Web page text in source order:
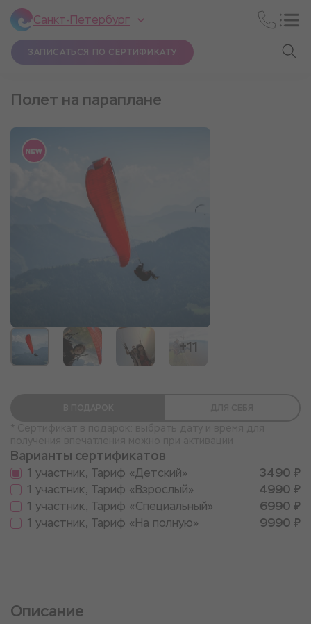
Санкт-Петербург
ЗАПИСАТЬСЯ ПО СЕРТИФИКАТУ
Полет на параплане
+11
Варианты сертификатов
1 участник, Тариф «Детский»
3490 ₽
1 участник, Тариф «Взрослый»
4990 ₽
1 участник, Тариф «Специальный»
6990 ₽
1 участник, Тариф «На полную»
9990 ₽
Описание